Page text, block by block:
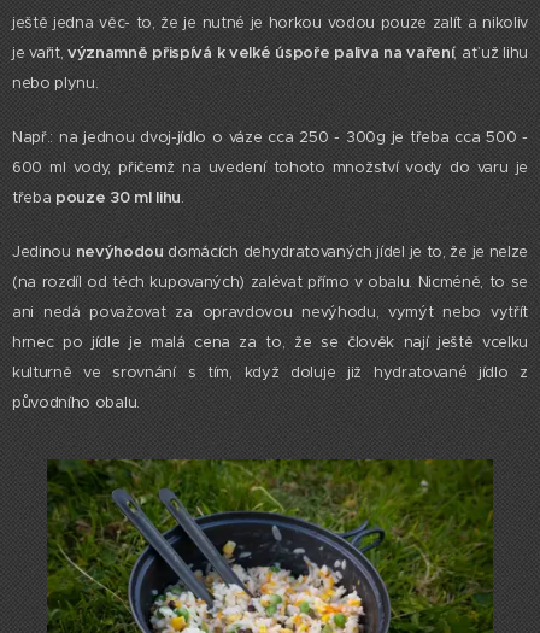
ještě jedna věc- to, že je nutné je horkou vodou pouze zalít a nikoliv
je vařit,významně přispívá k velké úspoře paliva na vaření, ať už lihu
nebo plynu.
Např.: na jednou dvoj-jídlo o váze cca 250 - 300g je třeba cca 500 -
600 ml vody, přičemž na uvedení tohoto množství vody do varu je
třeba pouze 30 ml lihu.
Jedinou nevýhodoudomácích dehydratovaných jídel je to, že je nelze
(na rozdíl od těch kupovaných) zalévat přímo v obalu. Nicméně, to se
ani nedá považovat za opravdovou nevýhodu, vymýt nebo vytřít
hrnec po jídle je malá cena za to, že se člověk nají ještě vcelku
kulturně ve srovnání s tím, když doluje již hydratované jídlo z
původního obalu.